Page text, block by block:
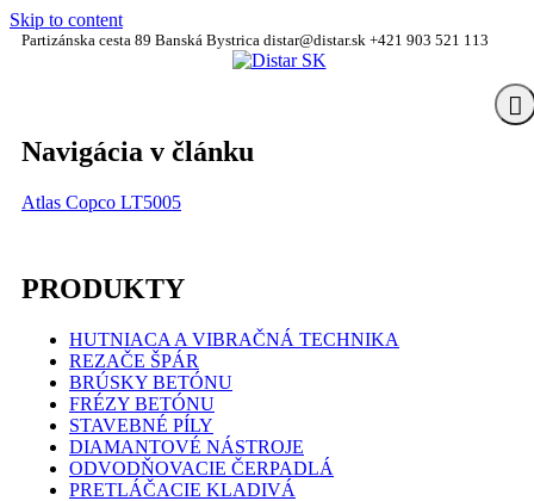
Skip to content
Partizánska cesta 89 Banská Bystrica distar@distar.sk +421 903 521 113
Navigácia v článku
Atlas Copco LT5005
PRODUKTY
HUTNIACA A VIBRAČNÁ TECHNIKA
REZAČE ŠPÁR
BRÚSKY BETÓNU
FRÉZY BETÓNU
STAVEBNÉ PÍLY
DIAMANTOVÉ NÁSTROJE
ODVODŇOVACIE ČERPADLÁ
PRETLÁČACIE KLADIVÁ